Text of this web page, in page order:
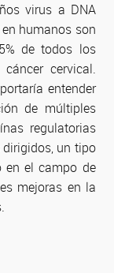
virus a DNA
humanos son
de todos los
cervical.
entender
de múltiples
regulatorias
un tipo
en el campo de
mejoras en la